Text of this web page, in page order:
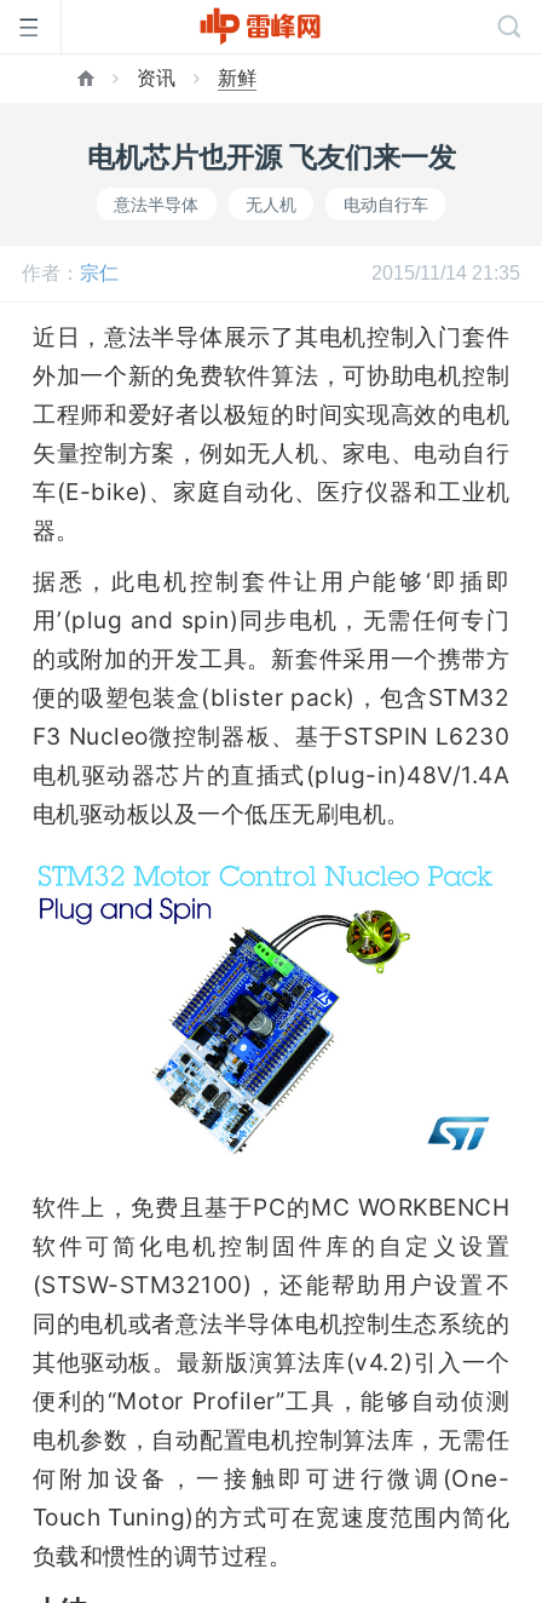
公
课
活
动
心
爱
资讯 新鲜
电机芯片也开源 飞友们来一发
意法半导体 无人机 电动自行车
作者： 宗仁 2015/11/14 21:35
近日，意法半导体展示了其电机控制入门套件
外加一个新的免费软件算法，可协助电机控制
工程师和爱好者以极短的时间实现高效的电机
矢量控制方案，例如无人机、家电、电动自行
车(E-bike)、家庭自动化、医疗仪器和工业机
器。
据悉，此电机控制套件让用户能够‘即插即
用’(plug and spin)同步电机，无需任何专门
的或附加的开发工具。新套件采用一个携带方
便的吸塑包装盒(blister pack)，包含STM32
F3 Nucleo微控制器板、基于STSPIN L6230
电机驱动器芯片的直插式(plug-in)48V/1.4A
电机驱动板以及一个低压无刷电机。
软件上，免费且基于PC的MC WORKBENCH
软件可简化电机控制固件库的自定义设置
(STSW-STM32100)，还能帮助用户设置不
同的电机或者意法半导体电机控制生态系统的
其他驱动板。最新版演算法库(v4.2)引入一个
便利的“Motor Profiler”工具，能够自动侦测
电机参数，自动配置电机控制算法库，无需任
何附加设备，一接触即可进行微调(One-
Touch Tuning)的方式可在宽速度范围内简化
负载和惯性的调节过程。